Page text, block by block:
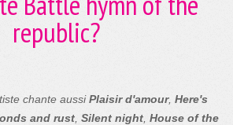
republic?
chante aussiPlaisir d'amour, Here's
and rust Silent night House of the